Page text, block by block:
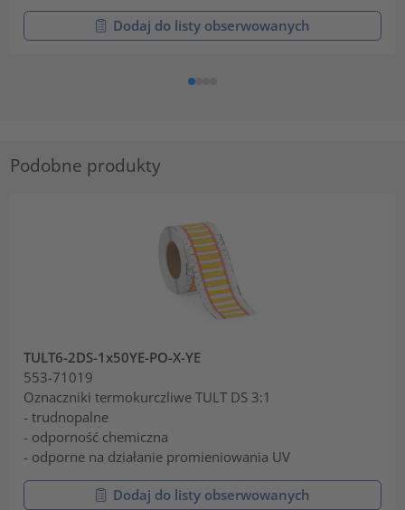
Dodaj do listy obserwowanych
Podobne produkty
TULT6-2DS-1x50YE-PO-X-YE
553-71019
Oznaczniki termokurczliwe TULT DS 3:1
- trudnopalne
- odporność chemiczna
- odporne na działanie promieniowania UV
Dodaj do listy obserwowanych